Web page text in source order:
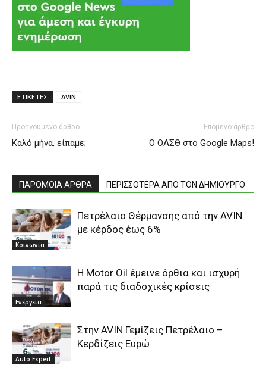
ΕΤΙΚΕΤΕΣ AVIN
Προηγούμενο άρθρο
Καλό μήνα, είπαμε;
Επόμενο άρθρο
Ο ΟΑΣΘ στο Google Maps!
ΠΑΡΟΜΟΙΑ ΑΡΘΡΑ ΠΕΡΙΣΣΟΤΕΡΑ ΑΠΟ ΤΟΝ ΔΗΜΙΟΥΡΓΟ
Κοινωνία
Πετρέλαιο Θέρμανσης από την AVIN
με κέρδος έως 6%
Ενέργεια
H Motor Oil έμεινε όρθια και ισχυρή
παρά τις διαδοχικές κρίσεις
Auto Expert
Στην AVIN Γεμίζεις Πετρέλαιο –
Κερδίζεις Ευρώ